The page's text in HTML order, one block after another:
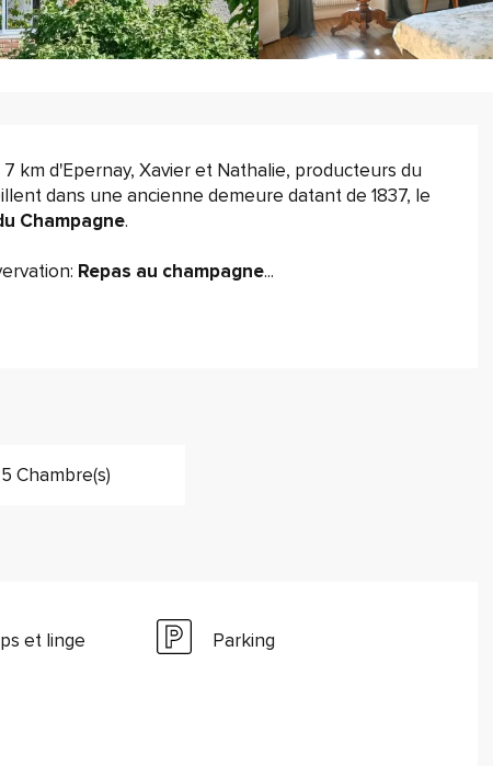
dans une ancienne demeure datant de 1837, le
Champagne.
Repas au champagne...
5 Chambre(s)
et linge Parking